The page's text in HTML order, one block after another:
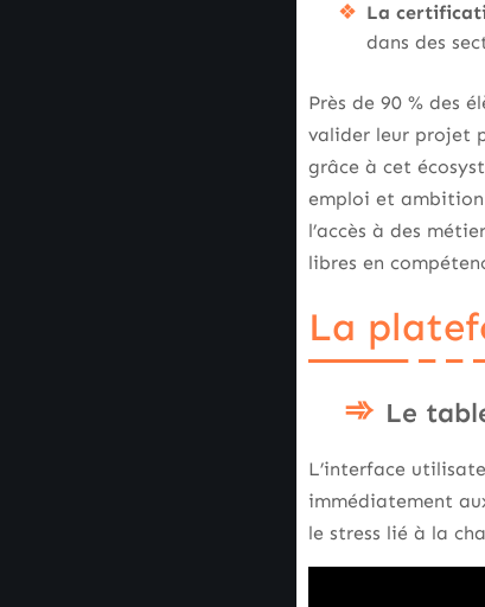
La
dans des
Près de 90 % des
valider leur projet
grâce à cet
emploi et
l’accès à des
libres en
La
Le
L’interface
immédiatement
le stress lié à la